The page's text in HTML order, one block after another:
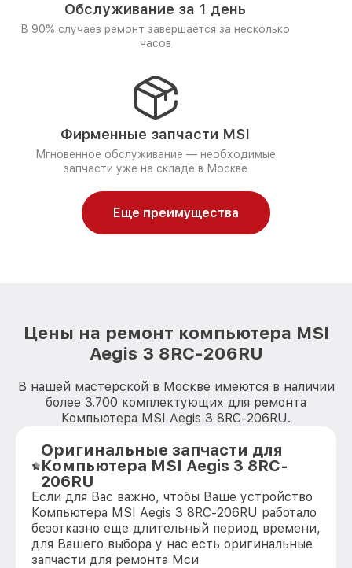
Обслуживание за 1 день
В 90% случаев ремонт завершается за несколько
часов
Фирменные запчасти MSI
Мгновенное обслуживание — необходимые
запчасти уже на складе в Москве
Еще преимущества
Цены на ремонт компьютера MSI
Aegis 3 8RC-206RU
В нашей мастерской в Москве имеются в наличии
более 3.700 комплектующих для ремонта
Компьютера MSI Aegis 3 8RC-206RU.
Оригинальные запчасти для
Компьютера MSI Aegis 3 8RC-
206RU
Если для Вас важно, чтобы Ваше устройство
Компьютера MSI Aegis 3 8RC-206RU работало
безотказно еще длительный период времени,
для Вашего выбора у нас есть оригинальные
запчасти для ремонта Мси